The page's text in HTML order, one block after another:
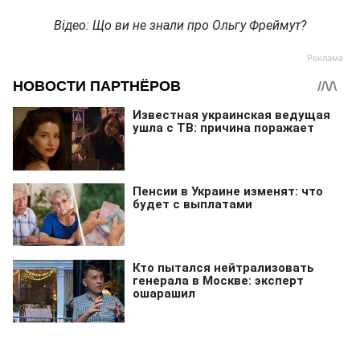
Відео: Що ви не знали про Ольгу Фреймут?